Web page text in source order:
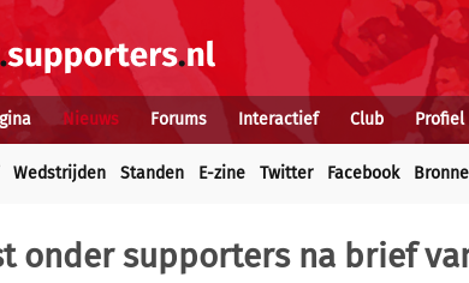
Nieuws Forums Interactief Club Profiel
Wedstrijden Standen E-zine Twitter Facebook
onder supporters na brief